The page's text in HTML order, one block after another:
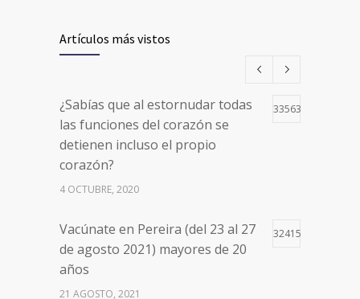
Artículos más vistos
¿Sabías que al estornudar todas
las funciones del corazón se
detienen incluso el propio
corazón?
33563
4 OCTUBRE, 2020
Vacúnate en Pereira (del 23 al 27
de agosto 2021) mayores de 20
años
32415
21 AGOSTO, 2021